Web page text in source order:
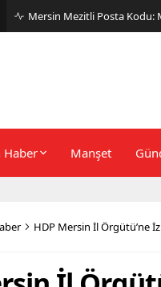
Günlük Stil İçin Erkek
Haber Manşet
HDP Mersin İl Örgütü’ne